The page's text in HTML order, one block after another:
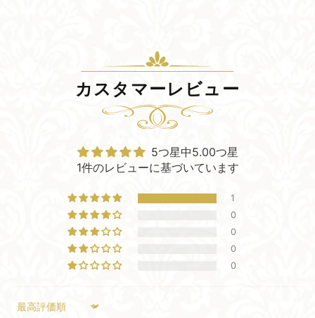
カスタマーレビュー
5つ星中5.00つ星
1件のレビューに基づいています
1
0
0
0
0
Sort by